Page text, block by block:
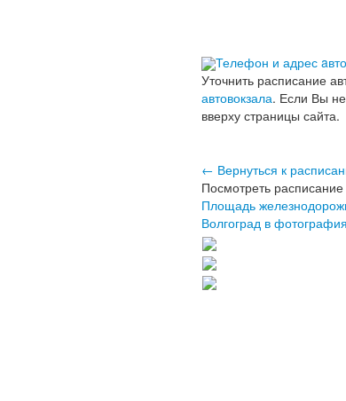
Телефон и адрес
Уточнить расписание
автовокзала. Если Вы
вверху страницы сайта.
← Вернуться к
Посмотреть расписание
Площадь
Волгоград в